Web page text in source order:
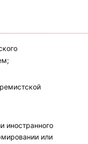
иностранного
или